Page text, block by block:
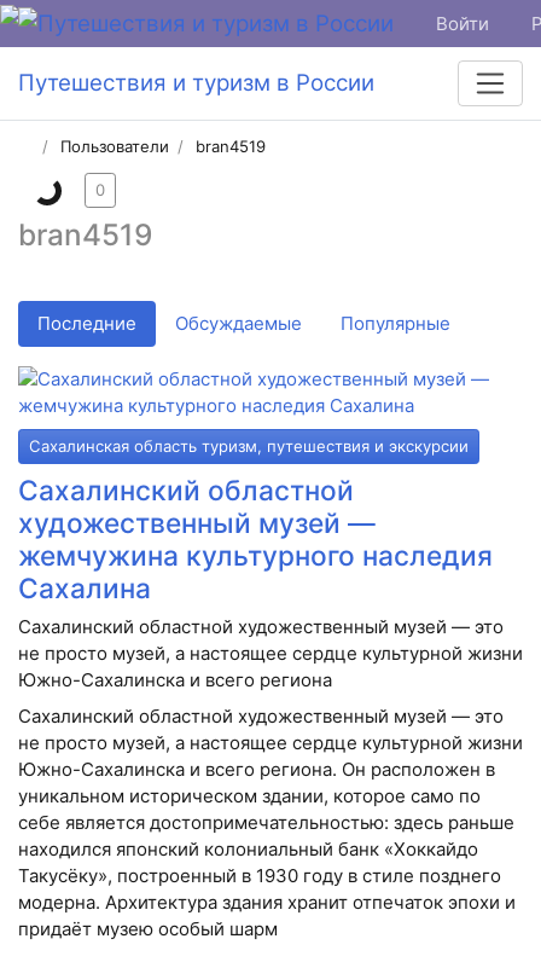
Войти
Путешествия и туризм в России
Пользователи bran4519
bran4519
0
Последние Обсуждаемые Популярные
Сахалинская область туризм, путешествия и экскурсии
Сахалинский областной
художественный музей —
жемчужина культурного наследия
Сахалина
Сахалинский областной художественный музей — это
не просто музей, а настоящее сердце культурной жизни
Южно-Сахалинска и всего региона
Сахалинский областной художественный музей — это
не просто музей, а настоящее сердце культурной жизни
Южно-Сахалинска и всего региона. Он расположен в
уникальном историческом здании, которое само по
себе является достопримечательностью: здесь раньше
находился японский колониальный банк «Хоккайдо
Такусёку», построенный в 1930 году в стиле позднего
модерна. Архитектура здания хранит отпечаток эпохи и
придаёт музею особый шарм